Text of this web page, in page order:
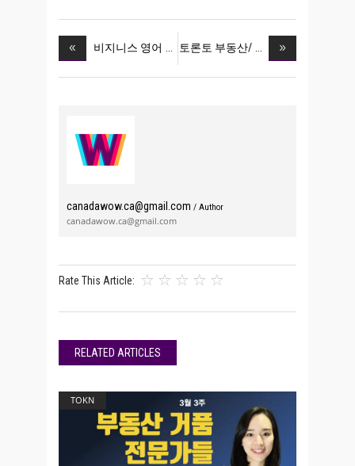
비지니스 영어 토론토 부동산/
canadawow.ca@gmail.com / Author
canadawow.ca@gmail.com
Rate This Article:
RELATED ARTICLES
TOKN